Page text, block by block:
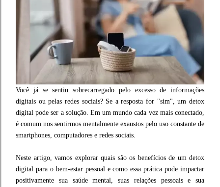
Você já se sentiu sobrecarregado pelo excesso de informações
digitais ou pelas redes sociais? Se a resposta for "sim", um detox
digital pode ser a solução. Em um mundo cada vez mais conectado,
é comum nos sentirmos mentalmente exaustos pelo uso constante de
smartphones, computadores e redes sociais.
Neste artigo, vamos explorar quais são os benefícios de um detox
digital para o bem-estar pessoal e como essa prática pode impactar
positivamente sua saúde mental, suas relações pessoais e sua